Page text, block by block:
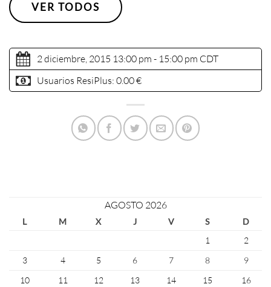
VER TODOS
2 diciembre, 2015 13:00 pm - 15:00 pm CDT
Usuarios ResiPlus: 0.00 €
AGOSTO 2026
L M X J V S
D
1
2
3
4 5 6 7 8
9
10
11 12 13 14 15
16